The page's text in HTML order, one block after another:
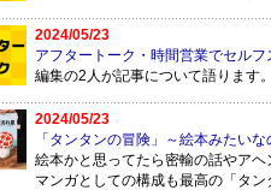
2024/05/23
アフタートーク・時間営業でセル
編集の2人が記事について語ります。
2024/05/23
「タンタンの冒険」～絵本みたい
絵本かと思ってたら密輸の話やア
マンガとしての構成も最高の「タン